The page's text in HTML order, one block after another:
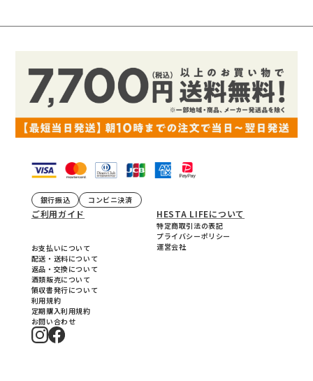
銀行振込 コンビニ決済
ご利用ガイド
お支払いについて
配送・送料について
返品・交換について
酒類販売について
領収書発行について
利用規約
定期購入利用規約
お問い合わせ
HESTA LIFEについて
特定商取引法の表記
プライバシーポリシー
運営会社